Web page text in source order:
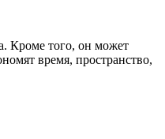
Кроме того, он может
время, пространство,